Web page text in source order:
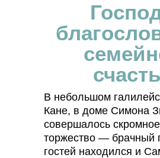
В небольшом
Кане, в доме Симона
совершалось
торжество — брачный
гостей находился и